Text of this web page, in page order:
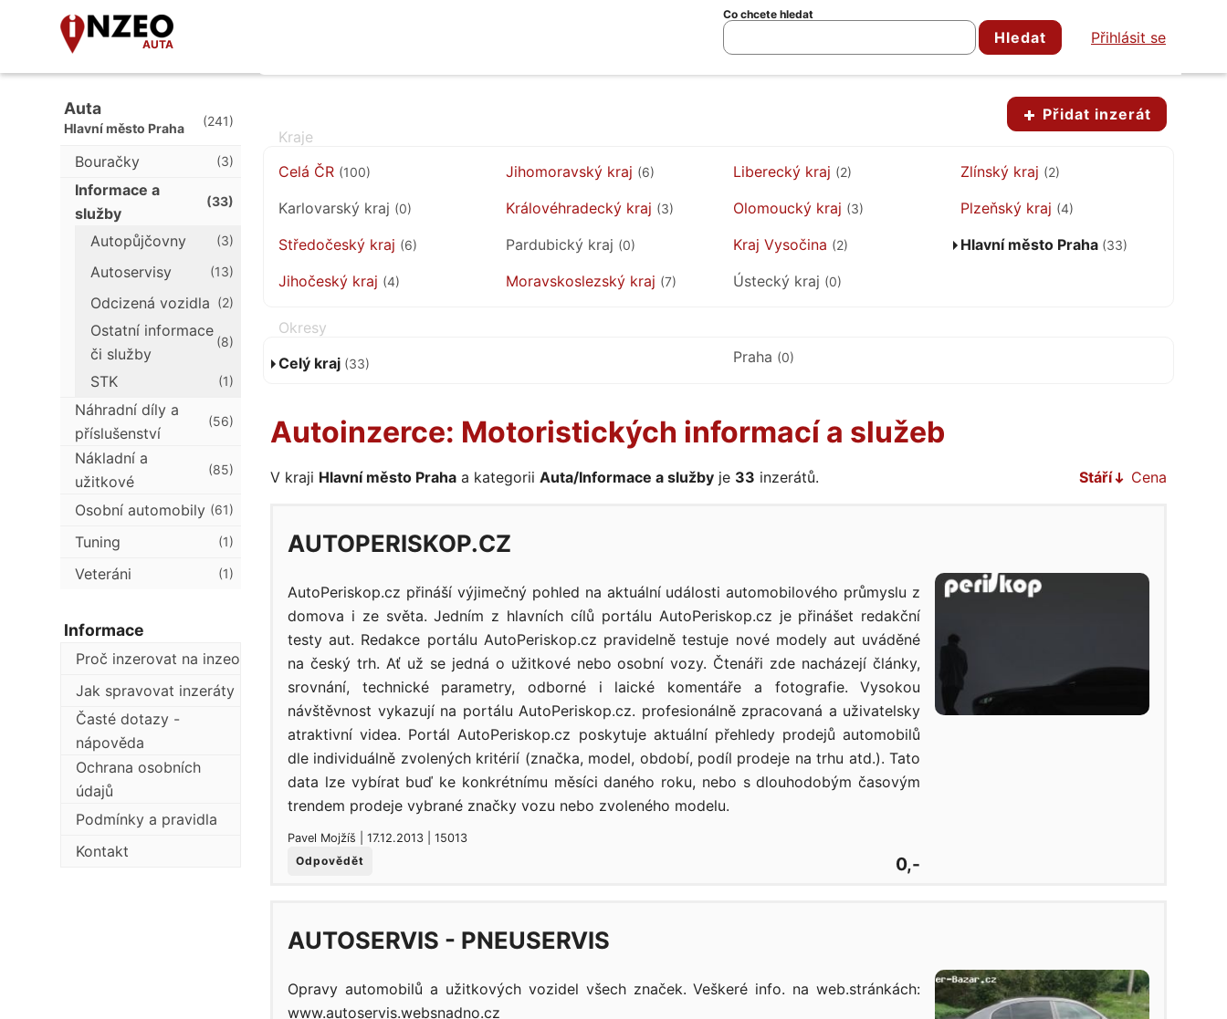
AUTA
Co chcete hledat
Hledat Přihlásit se
Přidat inzerát
Celá ČR (100)
Karlovarský kraj (0)
Středočeský kraj (6)
Jihočeský kraj (4)
Jihomoravský kraj (6)
Královéhradecký kraj (3)
Pardubický kraj (0)
Moravskoslezský kraj (7)
Liberecký kraj (2)
Olomoucký kraj (3)
Kraj Vysočina (2)
Ústecký kraj (0)
Zlínský kraj (2)
Plzeňský kraj (4)
Hlavní město Praha (33)
Celý kraj (33) Praha (0)
Autoinzerce: Motoristických informací a služeb
V kraji Hlavní město Praha a kategorii Auta/Informace a služby je 33 inzerátů. Stáří Cena
AUTOPERISKOP.CZ
AutoPeriskop.cz přináší výjimečný pohled na aktuální události automobilového průmyslu z
domova i ze světa. Jedním z hlavních cílů portálu AutoPeriskop.cz je přinášet redakční
testy aut. Redakce portálu AutoPeriskop.cz pravidelně testuje nové modely aut uváděné
na český trh. Ať už se jedná o užitkové nebo osobní vozy. Čtenáři zde nacházejí články,
srovnání, technické parametry, odborné i laické komentáře a fotografie. Vysokou
návštěvnost vykazují na portálu AutoPeriskop.cz. profesionálně zpracovaná a uživatelsky
atraktivní videa. Portál AutoPeriskop.cz poskytuje aktuální přehledy prodejů automobilů
dle individuálně zvolených kritérií (značka, model, období, podíl prodeje na trhu atd.). Tato
data lze vybírat buď ke konkrétnímu měsíci daného roku, nebo s dlouhodobým časovým
trendem prodeje vybrané značky vozu nebo zvoleného modelu.
Pavel Mojžíš | 17.12.2013 | 15013
Odpovědět
0,-
AUTOSERVIS - PNEUSERVIS
Opravy automobilů a užitkových vozidel všech značek. Veškeré info. na web.stránkách:
www.autoservis.websnadno.cz
Auta
Hlavní město Praha (241)
Bouračky (3)
Informace a
služby
(33)
Autopůjčovny (3)
Autoservisy (13)
Odcizená vozidla (2)
Ostatní informace
či služby
(8)
STK (1)
Náhradní díly a
příslušenství
(56)
Nákladní a
užitkové
(85)
Osobní automobily (61)
Tuning (1)
Veteráni (1)
Informace
Proč inzerovat na inzeo
Jak spravovat inzeráty
Časté dotazy -
nápověda
Ochrana osobních
údajů
Podmínky a pravidla
Kontakt